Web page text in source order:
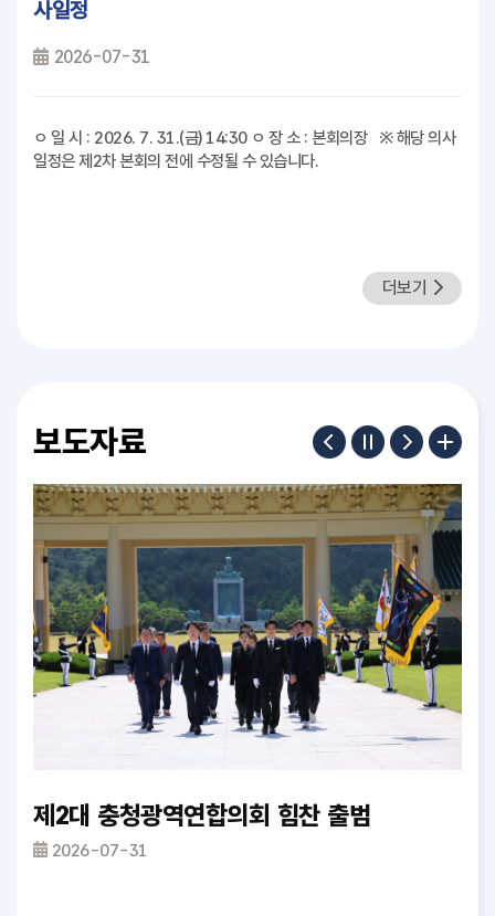
사일정
2026-07-31
ㅇ 일 시 : 2026. 7. 31.(금) 14:30 ㅇ 장 소 : 본회의장 ※ 해당 의사
일정은 제2차 본회의 전에 수정될 수 있습니다.
더보기
보도자료
제2대 충청광역연합의회 힘찬 출범
2026-07-31